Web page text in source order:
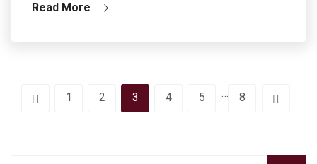
Read More
1 2 3 4 5 … 8